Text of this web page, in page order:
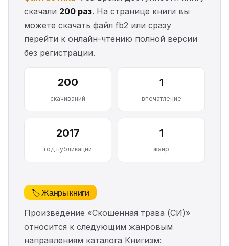
скачали 200 раз. На странице книги вы
можете скачать файл fb2 или сразу
перейти к онлайн-чтению полной версии
без регистрации.
200
скачиваний
1
впечатление
2017
год публикации
1
жанр
🏷️ Жанры книги
Произведение «Скошенная трава (СИ)»
относится к следующим жанровым
направлениям каталога Книгизм: